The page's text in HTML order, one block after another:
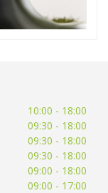
10:00 - 18:00
09:30 - 18:00
09:30 - 18:00
09:30 - 18:00
09:00 - 18:00
09:00 - 17:00